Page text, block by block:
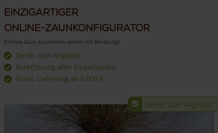
einzigartiger
Online-Zaunkonfigurator
(Online Zaun zusammen stellen mit Beratung)
Direkt zum Angebot
Berechnung aller Einzelposten
Gratis Lieferung ab 5.000 €
Direkt zum Angebot